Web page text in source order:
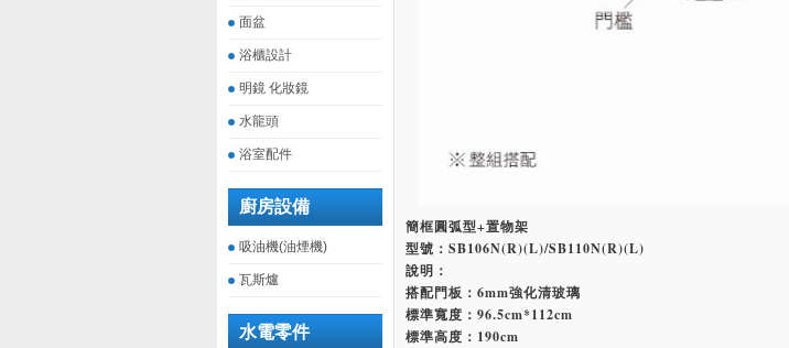
面盆
浴櫃設計
明鏡 化妝鏡
水龍頭
浴室配件
廚房設備
吸油機(油煙機)
瓦斯爐
水電零件
簡框圓弧型+置物架
型號：SB106N(R)(L)/SB110N(R)(L)
說明：
搭配門板：6mm強化清玻璃
標準寬度：96.5cm*112cm
標準高度：190cm